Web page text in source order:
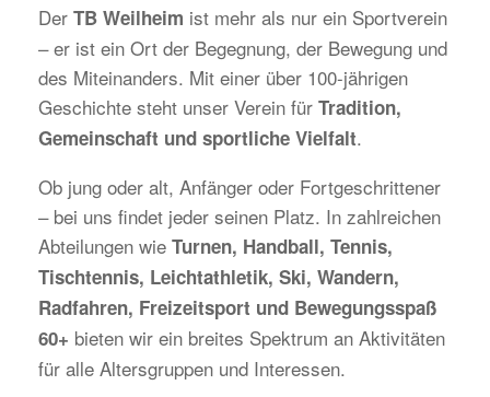
Der TB Weilheim ist mehr als nur ein Sportverein
– er ist ein Ort der Begegnung, der Bewegung und
des Miteinanders. Mit einer über 100-jährigen
Geschichte steht unser Verein für Tradition,
Gemeinschaft und sportliche Vielfalt.
Ob jung oder alt, Anfänger oder Fortgeschrittener
– bei uns findet jeder seinen Platz. In zahlreichen
Abteilungen wie Turnen, Handball, Tennis,
Tischtennis, Leichtathletik, Ski, Wandern,
Radfahren, Freizeitsport und Bewegungsspaß
60+ bieten wir ein breites Spektrum an Aktivitäten
für alle Altersgruppen und Interessen.